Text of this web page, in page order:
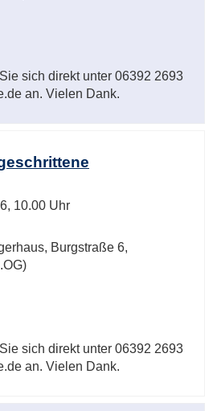
sich direkt unter 06392 2693
an. Vielen Dank.
10.00 Uhr
Burgstraße 6,
sich direkt unter 06392 2693
an. Vielen Dank.